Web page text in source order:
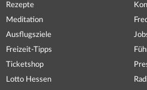
Rezepte
Meditation
Ausflugsziele
Freizeit-Tipps
Ticketshop
Lotto Hessen